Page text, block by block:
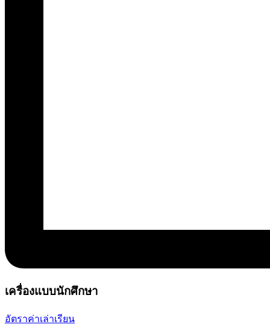
เครื่องแบบนักศึกษา
อัตราค่าเล่าเรียน